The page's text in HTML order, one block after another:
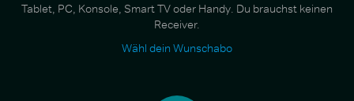
Tablet, PC, Konsole, Smart TV oder Handy. Du brauchst keinen
Receiver.
Wähl dein Wunschabo